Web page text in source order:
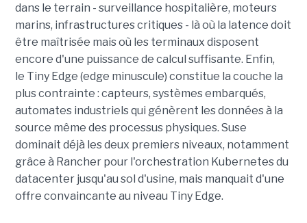
dans le terrain - surveillance hospitalière, moteurs
marins, infrastructures critiques - là où la latence doit
être maîtrisée mais où les terminaux disposent
encore d'une puissance de calcul suffisante. Enfin,
le Tiny Edge (edge minuscule) constitue la couche la
plus contrainte : capteurs, systèmes embarqués,
automates industriels qui génèrent les données à la
source même des processus physiques. Suse
dominait déjà les deux premiers niveaux, notamment
grâce à Rancher pour l'orchestration Kubernetes du
datacenter jusqu'au sol d'usine, mais manquait d'une
offre convaincante au niveau Tiny Edge.